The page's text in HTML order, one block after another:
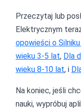
Przeczytaj lub
Elektrycznym
opowieści o
wieku 3-5 lat, Dla
wieku 8-10 lat, i
Na koniec, jeśli
nauki, wypróbuj